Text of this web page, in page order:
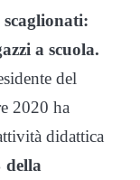
a scuola.
del
2020 ha
didattica
della